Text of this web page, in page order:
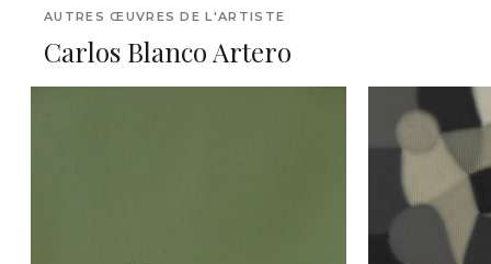
AUTRES ŒUVRES DE L'ARTISTE
Carlos Blanco Artero